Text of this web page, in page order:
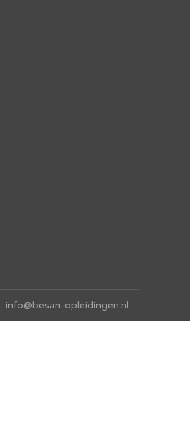
info@besan-opleidingen.nl